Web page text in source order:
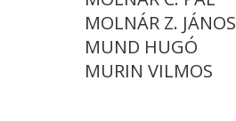
MOLNÁR Z. JÁNOS
MUND HUGÓ
MURIN VILMOS